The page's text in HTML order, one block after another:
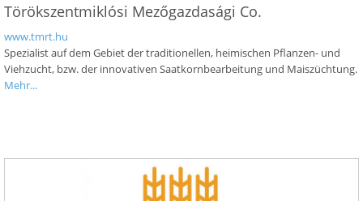
Törökszentmiklósi Mezőgazdasági Co.
www.tmrt.hu
Spezialist auf dem Gebiet der traditionellen, heimischen Pflanzen- und
Viehzucht, bzw. der innovativen Saatkornbearbeitung und Maiszüchtung.
Mehr...